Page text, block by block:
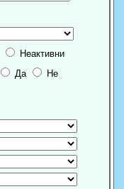
Неактивни
Да Не